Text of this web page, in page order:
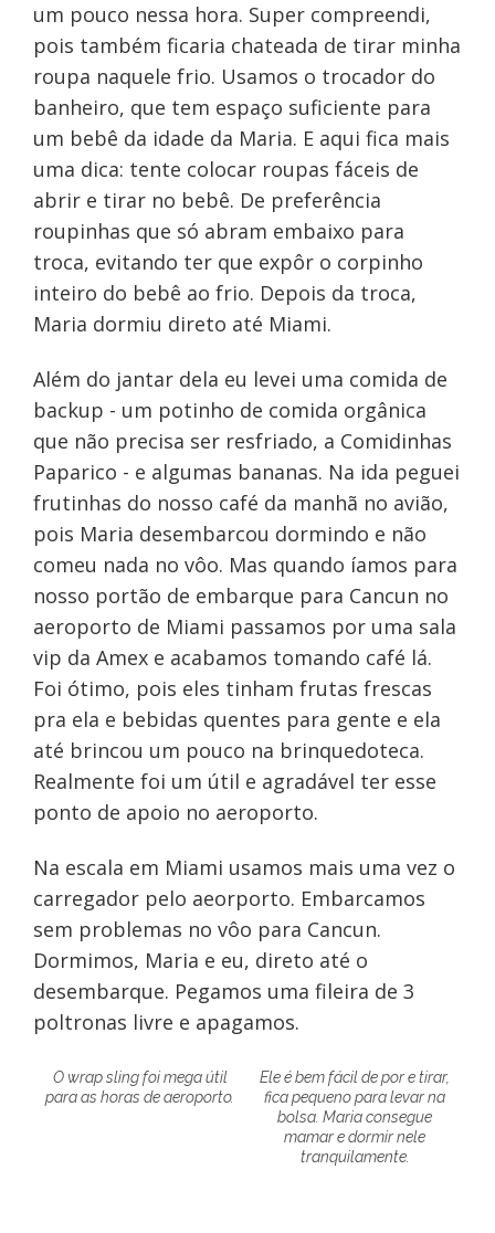
um pouco nessa hora. Super compreendi,
pois também ficaria chateada de tirar minha
roupa naquele frio. Usamos o trocador do
banheiro, que tem espaço suficiente para
um bebê da idade da Maria. E aqui fica mais
uma dica: tente colocar roupas fáceis de
abrir e tirar no bebê. De preferência
roupinhas que só abram embaixo para
troca, evitando ter que expôr o corpinho
inteiro do bebê ao frio. Depois da troca,
Maria dormiu direto até Miami.
Além do jantar dela eu levei uma comida de
backup - um potinho de comida orgânica
que não precisa ser resfriado, a Comidinhas
Paparico - e algumas bananas. Na ida peguei
frutinhas do nosso café da manhã no avião,
pois Maria desembarcou dormindo e não
comeu nada no vôo. Mas quando íamos para
nosso portão de embarque para Cancun no
aeroporto de Miami passamos por uma sala
vip da Amex e acabamos tomando café lá.
Foi ótimo, pois eles tinham frutas frescas
pra ela e bebidas quentes para gente e ela
até brincou um pouco na brinquedoteca.
Realmente foi um útil e agradável ter esse
ponto de apoio no aeroporto.
Na escala em Miami usamos mais uma vez o
carregador pelo aeorporto. Embarcamos
sem problemas no vôo para Cancun.
Dormimos, Maria e eu, direto até o
desembarque. Pegamos uma fileira de 3
poltronas livre e apagamos.
O wrap sling foi mega útil
para as horas de aeroporto.
Ele é bem fácil de por e tirar,
fica pequeno para levar na
bolsa. Maria consegue
mamar e dormir nele
tranquilamente.